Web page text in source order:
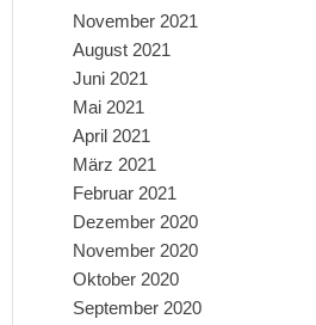
November 2021
August 2021
Juni 2021
Mai 2021
April 2021
März 2021
Februar 2021
Dezember 2020
November 2020
Oktober 2020
September 2020